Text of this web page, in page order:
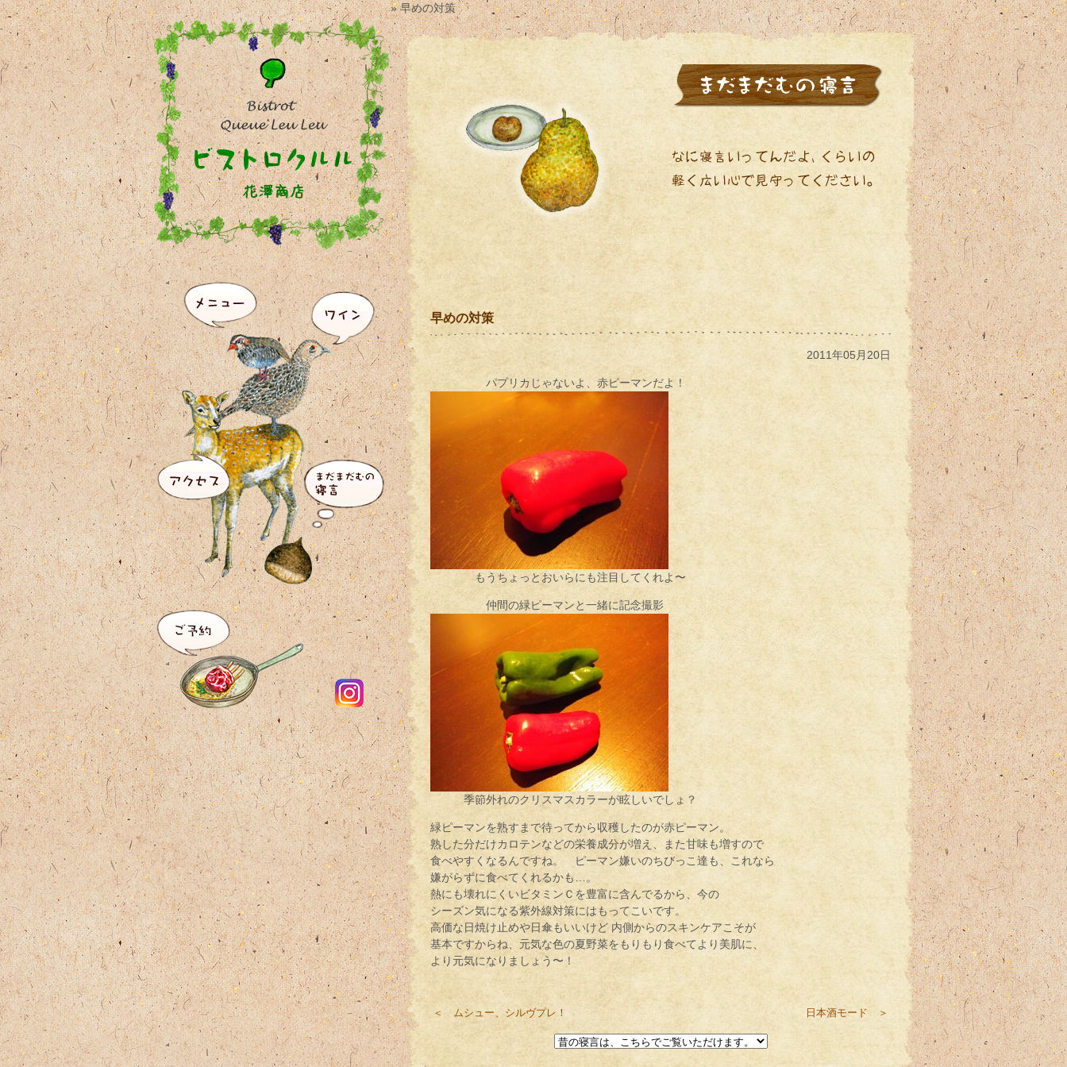
» 早めの対策
早めの対策
2011年05月20日
パプリカじゃないよ、赤ピーマンだよ！
もうちょっとおいらにも注目してくれよ〜
仲間の緑ピーマンと一緒に記念撮影
季節外れのクリスマスカラーが眩しいでしょ？
緑ピーマンを熟すまで待ってから収穫したのが赤ピーマン。
熟した分だけカロテンなどの栄養成分が増え、また甘味も増すので
食べやすくなるんですね。 ピーマン嫌いのちびっこ達も、これなら
嫌がらずに食べてくれるかも…。
熱にも壊れにくいビタミンＣを豊富に含んでるから、今の
シーズン気になる紫外線対策にはもってこいです。
高価な日焼け止めや日傘もいいけど 内側からのスキンケアこそが
基本ですからね、元気な色の夏野菜をもりもり食べてより美肌に、
より元気になりましょう〜！
＜ ムシュー、シルヴプレ！ 日本酒モード ＞